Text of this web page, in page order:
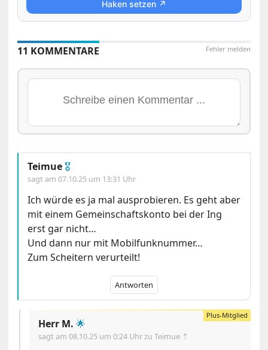
Haken setzen ↗
Fehler melden
11 KOMMENTARE
Teimue 🎖
sagt am07.10.25 um 13:31 Uhr
Ich würde es ja mal ausprobieren. Es geht aber
mit einem Gemeinschaftskonto bei der Ing
erst gar nicht…
Und dann nur mit Mobilfunknummer…
Zum Scheitern verurteilt!
Antworten
Herr M. 🌟
sagt am08.10.25 um 0:24 Uhrzu Teimue ⇡